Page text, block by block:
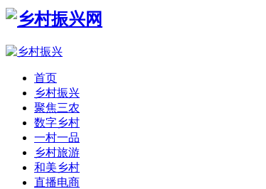
首页
乡村振兴
聚焦三农
数字乡村
一村一品
乡村旅游
和美乡村
直播电商